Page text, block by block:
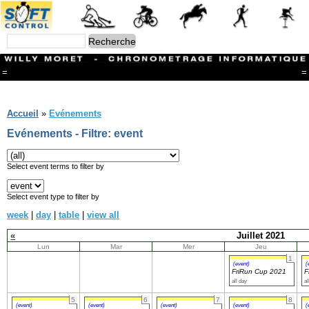
= =
Branches
CONTACT
Ski ALPIN
Triathlon
Ski Nordique
Courses à pieds
Athlétisme
Slalom In-Line
Caisse à savon
Coupe "Journal La Gruyère"
Accueil » Evénements
Evénements - Filtre: event
Select event terms to filter by
Select event type to filter by
week | day | table | view all
«
Juillet 2021
Lun Mar Mer
Jeu
1
(event)
FriRun Cup 2021
all day
5
(event)
6
(event)
7
(event)
8
(event)